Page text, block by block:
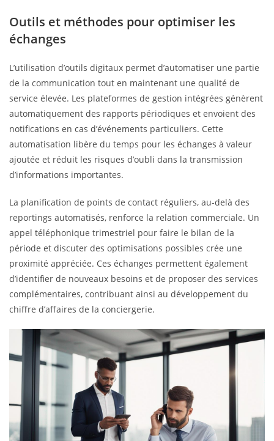
Outils et méthodes pour optimiser les
échanges
L’utilisation d’outils digitaux permet d’automatiser une partie
de la communication tout en maintenant une qualité de
service élevée. Les plateformes de gestion intégrées génèrent
automatiquement des rapports périodiques et envoient des
notifications en cas d’événements particuliers. Cette
automatisation libère du temps pour les échanges à valeur
ajoutée et réduit les risques d’oubli dans la transmission
d’informations importantes.
La planification de points de contact réguliers, au-delà des
reportings automatisés, renforce la relation commerciale. Un
appel téléphonique trimestriel pour faire le bilan de la
période et discuter des optimisations possibles crée une
proximité appréciée. Ces échanges permettent également
d’identifier de nouveaux besoins et de proposer des services
complémentaires, contribuant ainsi au développement du
chiffre d’affaires de la conciergerie.